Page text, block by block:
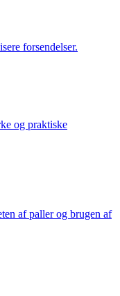
forsendelser.
og praktiske
af paller og brugen af